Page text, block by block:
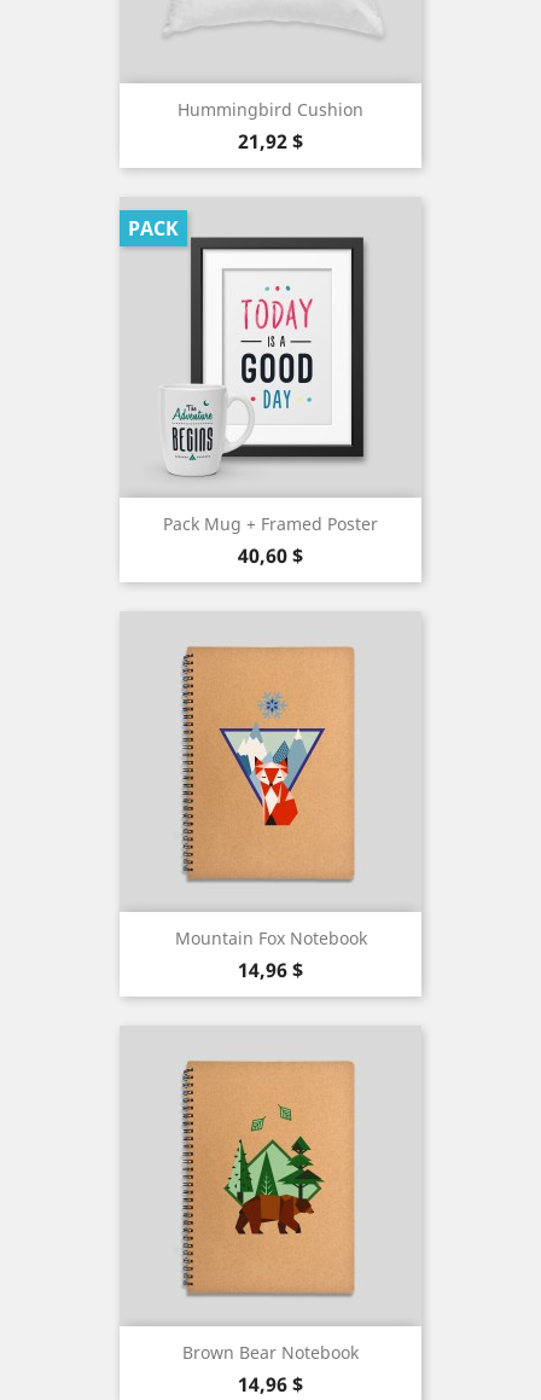
Hummingbird Cushion
Precio
21,92 $
Pack Mug + Framed Poster
Precio
40,60 $
PACK
Mountain Fox Notebook
Precio
14,96 $
Brown Bear Notebook
Precio
14,96 $